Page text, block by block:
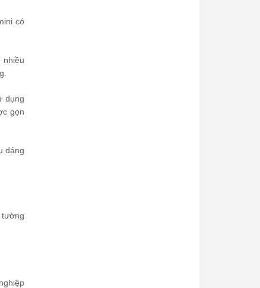
có
nhiều
dụng
gọn
dáng